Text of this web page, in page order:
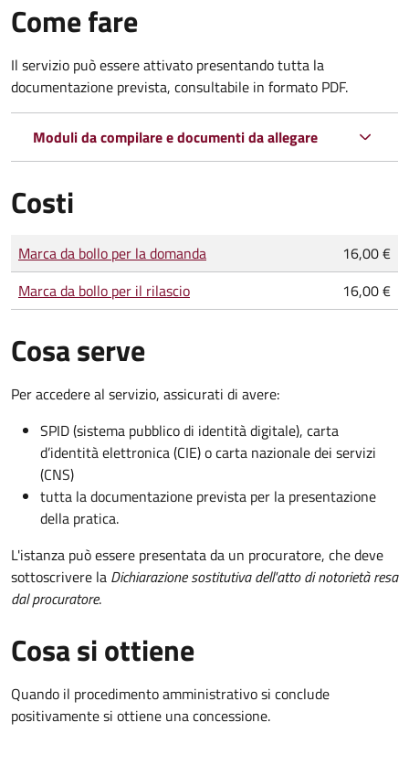
Come fare
Il servizio può essere attivato presentando tutta la
documentazione prevista, consultabile in formato PDF.
Moduli da compilare e documenti da allegare
Costi
Tipo di pagamento
Importo
Marca da bollo per la domanda
16,00 €
Marca da bollo per il rilascio
16,00 €
Cosa serve
Per accedere al servizio, assicurati di avere:
SPID (sistema pubblico di identità digitale), carta
d’identità elettronica (CIE) o carta nazionale dei servizi
(CNS)
tutta la documentazione prevista per la presentazione
della pratica.
L'istanza può essere presentata da un procuratore, che deve
sottoscrivere la Dichiarazione sostitutiva dell'atto di notorietà resa
dal procuratore.
Cosa si ottiene
Quando il procedimento amministrativo si conclude
positivamente si ottiene una concessione.